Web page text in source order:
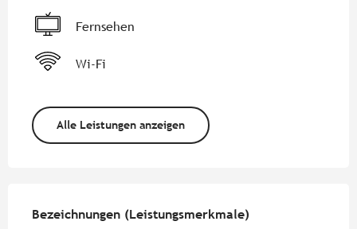
Fernsehen
Wi-Fi
Alle Leistungen anzeigen
Bezeichnungen (Leistungsmerkmale)
Bezeichnungen (Leistungsmerkmale)